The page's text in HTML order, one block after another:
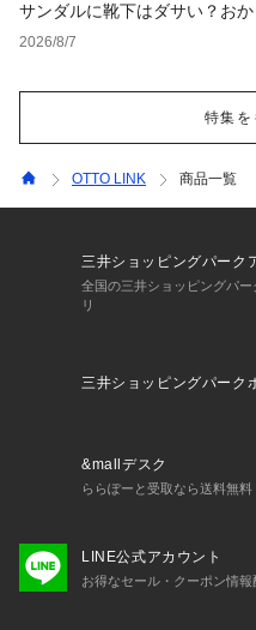
サンダルに靴下はダサい？お
と男女別おすすめコーデ
2026/8/7
特集を
OTTO LINK 商品一覧
三井ショッピングパーク
全国の三井ショッピングパ
リ
三井ショッピングパーク
&mallデスク
ららぽーと受取なら送料無料
LINE公式アカウント
お得なセール・クーポン情報